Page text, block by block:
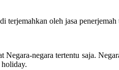
oleh jasa
negara tertentu saja.